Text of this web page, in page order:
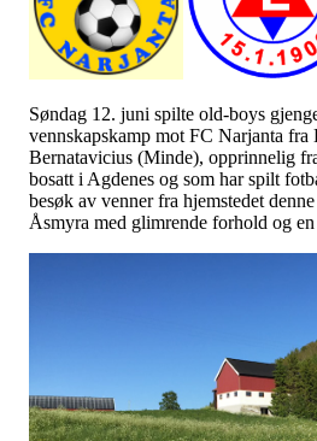
Søndag 12. juni spilte old-boys
vennskapskamp mot FC Narjanta fra
Bernatavicius (Minde), opprinnelig
bosatt i Agdenes og som har spilt
besøk av venner fra hjemstedet
Åsmyra med glimrende forhold og